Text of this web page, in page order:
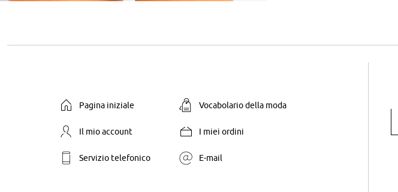
Pagina iniziale Vocabolario della moda
Il mio account I miei ordini
Servizio telefonico E-mail